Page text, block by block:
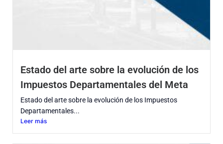
Estado del arte sobre la evolución de los
Impuestos Departamentales del Meta
Estado del arte sobre la evolución de los Impuestos
Departamentales...
Leer más